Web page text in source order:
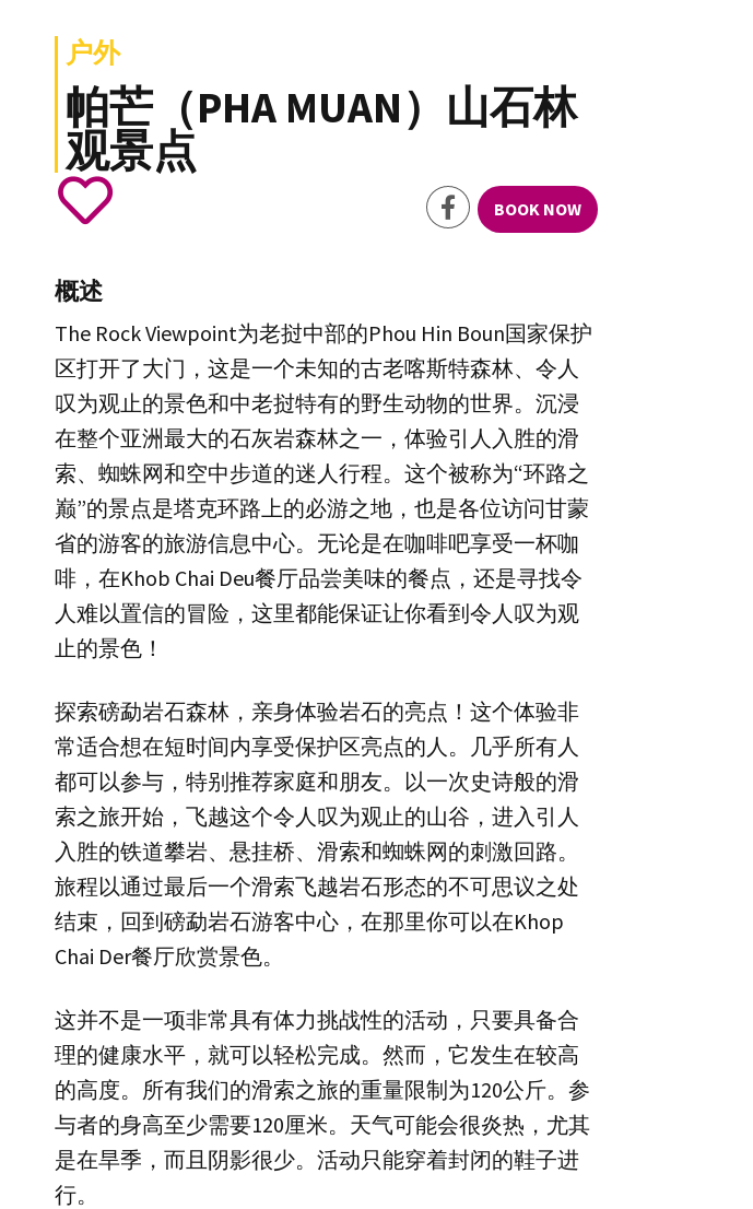
户外
帕芒（PHA MUAN）山石林
观景点
BOOK NOW
概述
The Rock Viewpoint为老挝中部的Phou Hin Boun国家保护
区打开了大门，这是一个未知的古老喀斯特森林、令人
叹为观止的景色和中老挝特有的野生动物的世界。沉浸
在整个亚洲最大的石灰岩森林之一，体验引人入胜的滑
索、蜘蛛网和空中步道的迷人行程。这个被称为“环路之
巅”的景点是塔克环路上的必游之地，也是各位访问甘蒙
省的游客的旅游信息中心。无论是在咖啡吧享受一杯咖
啡，在Khob Chai Deu餐厅品尝美味的餐点，还是寻找令
人难以置信的冒险，这里都能保证让你看到令人叹为观
止的景色！
探索磅勐岩石森林，亲身体验岩石的亮点！这个体验非
常适合想在短时间内享受保护区亮点的人。几乎所有人
都可以参与，特别推荐家庭和朋友。以一次史诗般的滑
索之旅开始，飞越这个令人叹为观止的山谷，进入引人
入胜的铁道攀岩、悬挂桥、滑索和蜘蛛网的刺激回路。
旅程以通过最后一个滑索飞越岩石形态的不可思议之处
结束，回到磅勐岩石游客中心，在那里你可以在Khop
Chai Der餐厅欣赏景色。
这并不是一项非常具有体力挑战性的活动，只要具备合
理的健康水平，就可以轻松完成。然而，它发生在较高
的高度。所有我们的滑索之旅的重量限制为120公斤。参
与者的身高至少需要120厘米。天气可能会很炎热，尤其
是在旱季，而且阴影很少。活动只能穿着封闭的鞋子进
行。